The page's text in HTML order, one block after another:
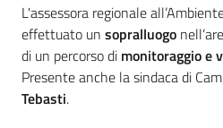
L'assessora regionale
effettuato un sopralluogo
di un percorso di monitoraggio e
Presente anche la sindaca di
Tebasti.